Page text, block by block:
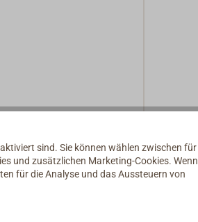
sind. Sie können wählen zwischen für
und zusätzlichen Marketing-Cookies. Wenn
für die Analyse und das Aussteuern von